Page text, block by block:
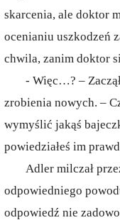
skarcenia, ale doktor
ocenianiu uszkodzeń
chwila, zanim doktor
- Więc…? –
zrobienia nowych. –
wymyślić jakąś
powiedziałeś im
Adler milczał
odpowiedniego
odpowiedź nie